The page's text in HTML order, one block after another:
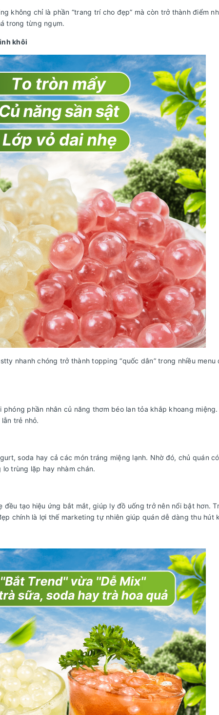
không chỉ là phần “trang trí cho đẹp” mà còn trở thành điểm
trong từng ngụm.
khôi
nhanh chóng trở thành topping “quốc dân” trong nhiều menu
phóng phần nhân củ năng thơm béo lan tỏa khắp khoang miệng.
trẻ nhỏ.
soda hay cả các món tráng miệng lạnh. Nhờ đó, chủ quán
trùng lặp hay nhàm chán.
đều tạo hiệu ứng bắt mắt, giúp ly đồ uống trở nên nổi bật hơn.
chính là lợi thế marketing tự nhiên giúp quán dễ dàng thu hút